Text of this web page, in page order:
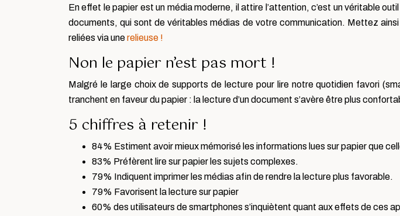
En effet le papier est un média moderne, il attire l’attention, c’est un véritable
documents, qui sont de véritables médias de votre communication. Mettez
reliées via unerelieuse !
Non le papier n’est pas mort !
Malgré le large choix de supports de lecture pour lire notre quotidien favori
tranchent en faveur du papier : la lecture d’un document s’avère être plus
5 chiffres à retenir !
84% Estiment avoir mieux mémorisé les informations lues sur papier que
83% Préfèrent lire sur papier les sujets complexes.
79% Indiquent imprimer les médias afin de rendre la lecture plus favorable.
79% Favorisent la lecture sur papier
60% des utilisateurs de smartphones s’inquiètent quant aux effets de ces